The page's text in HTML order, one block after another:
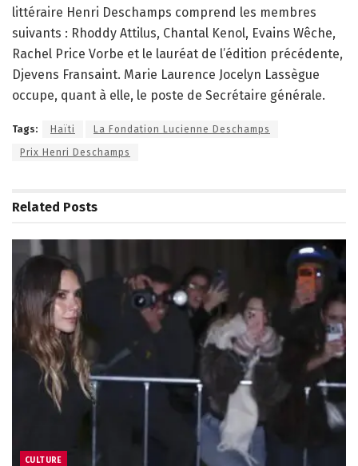
littéraire Henri Deschamps comprend les membres
suivants : Rhoddy Attilus, Chantal Kenol, Evains Wêche,
Rachel Price Vorbe et le lauréat de l’édition précédente,
Djevens Fransaint. Marie Laurence Jocelyn Lassègue
occupe, quant à elle, le poste de Secrétaire générale.
Tags: Haïti La Fondation Lucienne Deschamps
Prix Henri Deschamps
Related Posts
CULTURE